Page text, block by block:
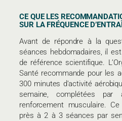
CE QUE LES
SUR LA FRÉQUENCE
Avant de répondre à la
séances hebdomadaires, il
de référence scientifique.
Santé recommande pour les
300 minutes d’activité
semaine, complétées
renforcement musculaire.
près à 2 à 3 séances par